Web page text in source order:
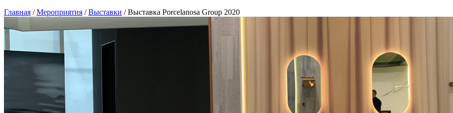
Главная /Мероприятия /Выставки /Выставка Porcelanosa Group 2020